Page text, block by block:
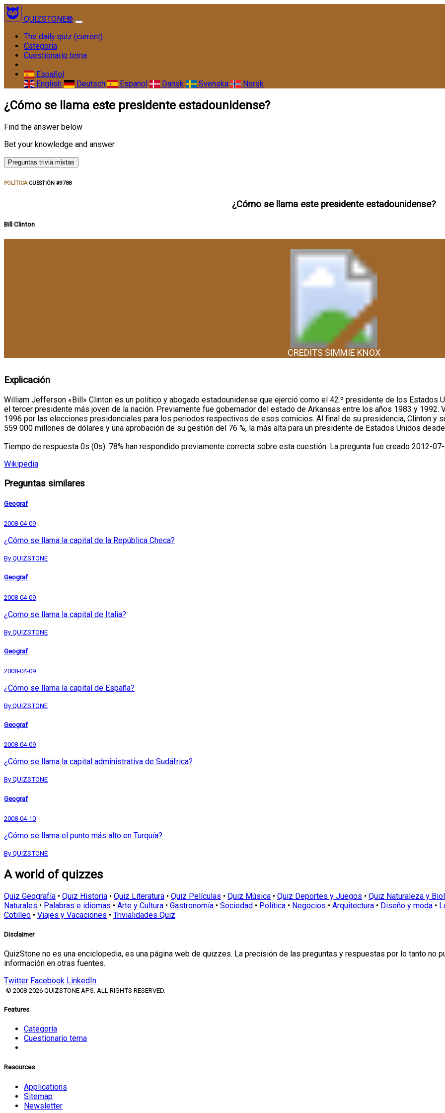
QUIZSTONE®
The daily quiz (current)
Categoría
Cuestionario tema
Español
English
Deutsch Espanol Dansk Svenska Norsk
¿Cómo se llama este presidente estadounidense?
Find the answer below
Bet your knowledge and answer
Preguntas trivia mixtas
POLÍTICACUESTIÓN #9788
¿Cómo se llama este presidente estadounidense?
Bill Clinton
CREDITS SIMMIE KNOX
Explicación
William Jefferson «Bill» Clinton es un político y abogado estadounidense que ejerció como el 42.º presidente de los Estados
el tercer presidente más joven de la nación. Previamente fue gobernador del estado de Arkansas entre los años 1983 y 1992.
1996 por las elecciones presidenciales para los periodos respectivos de esos comicios. Al final de su presidencia, Clinton y
559 000 millones de dólares y una aprobación de su gestión del 76 %, la más alta para un presidente de Estados Unidos
Tiempo de respuesta 0s (0s). 78% han respondido previamente correcta sobre esta cuestión. La pregunta fue creado 2012-
Wikipedia
Preguntas similares
Geograf
2008-04-09
¿Cómo se llama la capital de la República Checa?
By QUIZSTONE
Geograf
2008-04-09
¿Como se llama la capital de Italia?
By QUIZSTONE
Geograf
2008-04-09
¿Cómo se llama la capital de España?
By QUIZSTONE
Geograf
2008-04-09
¿Cómo se llama la capital administrativa de Sudáfrica?
By QUIZSTONE
Geograf
2008-04-10
¿Cómo se llama el punto más alto en Turquía?
By QUIZSTONE
A world of quizzes
Quiz Geografía • Quiz Historia • Quiz Literatura • Quiz Películas • Quiz Música • Quiz Deportes y Juegos • Quiz Naturaleza y
Naturales • Palabras e idiomas • Arte y Cultura • Gastronomía • Sociedad • Política • Negocios • Arquitectura • Diseño y moda •
Cotilleo • Viajes y Vacaciones • Trivialidades Quiz
Disclaimer
QuizStone no es una enciclopedia, es una página web de quizzes. La precisión de las preguntas y respuestas por lo tanto no
información en otras fuentes.
Twitter Facebook LinkedIn
© 2008-2026 QUIZSTONE APS. ALL RIGHTS RESERVED.
Features
Categoría
Cuestionario tema
Resources
Applications
Sitemap
Newsletter